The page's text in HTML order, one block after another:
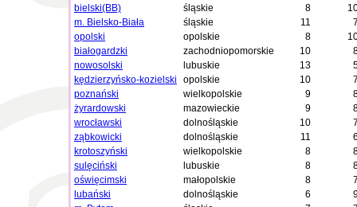
bielski(BB)
śląskie 8
m. Bielsko-Biała
śląskie 11
opolski
opolskie 8
białogardzki
zachodniopomorskie 10
nowosolski
lubuskie 13
kędzierzyńsko-kozielski
opolskie 10
poznański
wielkopolskie 9
żyrardowski
mazowieckie 9
wrocławski
dolnośląskie 10
ząbkowicki
dolnośląskie 11
krotoszyński
wielkopolskie 8
sulęciński
lubuskie 8
oświęcimski
małopolskie 8
lubański
dolnośląskie 6